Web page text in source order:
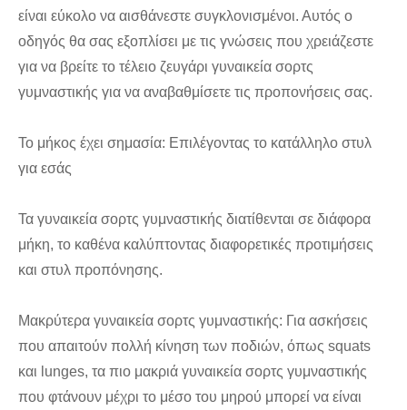
είναι εύκολο να αισθάνεστε συγκλονισμένοι. Αυτός ο
οδηγός θα σας εξοπλίσει με τις γνώσεις που χρειάζεστε
για να βρείτε το τέλειο ζευγάρι γυναικεία σορτς
γυμναστικής για να αναβαθμίσετε τις προπονήσεις σας.
Το μήκος έχει σημασία: Επιλέγοντας το κατάλληλο στυλ
για εσάς
Τα γυναικεία σορτς γυμναστικής διατίθενται σε διάφορα
μήκη, το καθένα καλύπτοντας διαφορετικές προτιμήσεις
και στυλ προπόνησης.
Μακρύτερα γυναικεία σορτς γυμναστικής: Για ασκήσεις
που απαιτούν πολλή κίνηση των ποδιών, όπως squats
και lunges, τα πιο μακριά γυναικεία σορτς γυμναστικής
που φτάνουν μέχρι το μέσο του μηρού μπορεί να είναι